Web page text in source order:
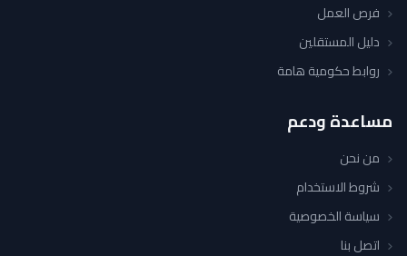
فرص العمل
دليل المستقلين
روابط حكومية هامة
مساعدة ودعم
من نحن
شروط الاستخدام
سياسة الخصوصية
اتصل بنا